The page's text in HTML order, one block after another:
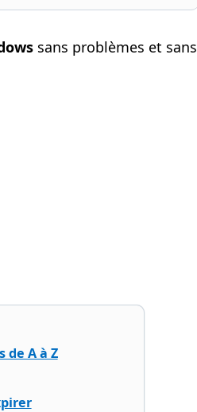
sans problèmes et sans
A à Z